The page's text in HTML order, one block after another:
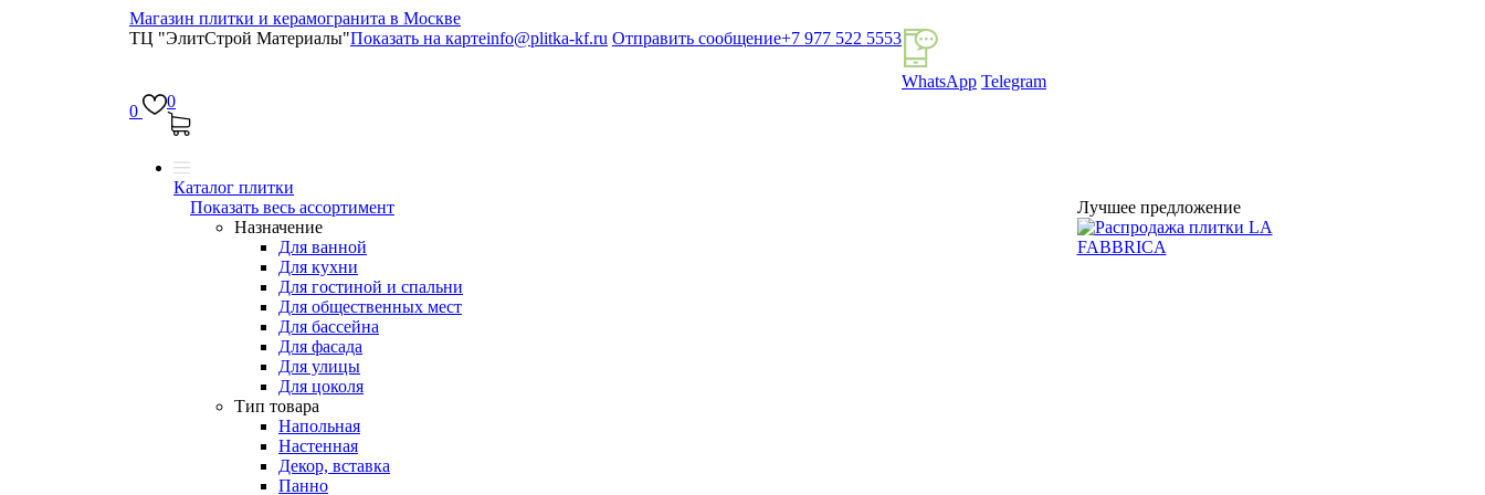
Магазин плитки и керамогранита в Москве
ТЦ "ЭлитСтрой Материалы"Показать на картеinfo@plitka-kf.ru Отправить сообщение+7 977 522 5553
WhatsApp Telegram
0
0
Каталог плитки
Показать весь ассортимент
Назначение
Для ванной
Для кухни
Для гостиной и спальни
Для общественных мест
Для бассейна
Для фасада
Для улицы
Для цоколя
Тип товара
Напольная
Настенная
Декор, вставка
Панно
Лучшее предложение